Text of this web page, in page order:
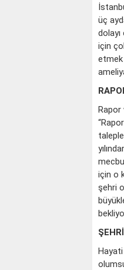
üç
dolayı
için
etmek
Rapor
için o
şehri
Hayati